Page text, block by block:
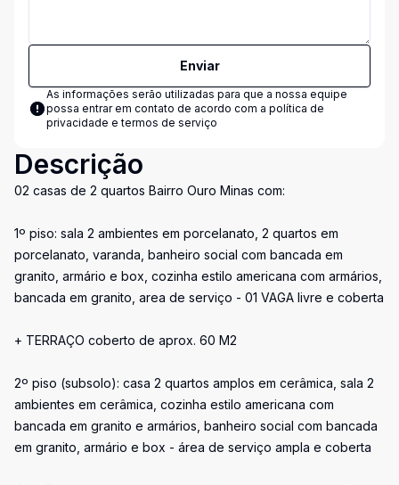
Enviar
As informações serão utilizadas para que a nossa equipe
possa entrar em contato de acordo com a política de
privacidade e termos de serviço
Descrição
02 casas de 2 quartos Bairro Ouro Minas com:
1º piso: sala 2 ambientes em porcelanato, 2 quartos em
porcelanato, varanda, banheiro social com bancada em
granito, armário e box, cozinha estilo americana com armários,
bancada em granito, area de serviço - 01 VAGA livre e coberta
+ TERRAÇO coberto de aprox. 60 M2
2º piso (subsolo): casa 2 quartos amplos em cerâmica, sala 2
ambientes em cerâmica, cozinha estilo americana com
bancada em granito e armários, banheiro social com bancada
em granito, armário e box - área de serviço ampla e coberta